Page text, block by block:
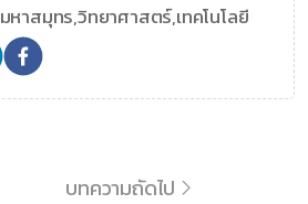
มหาสมุทร,วิทยาศาสตร์,เทคโนโลยี
บทความถัดไป